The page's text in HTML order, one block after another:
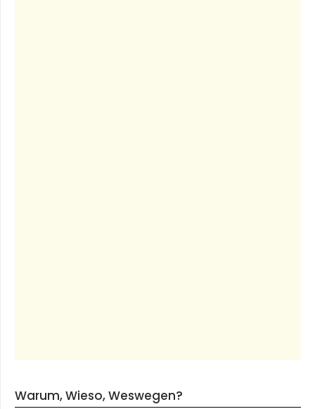
Warum, Wieso, Weswegen?